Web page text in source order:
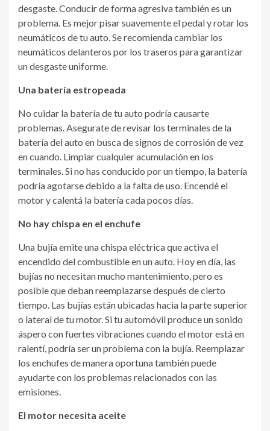
desgaste. Conducir de forma agresiva también es un
problema. Es mejor pisar suavemente el pedal y rotar los
neumáticos de tu auto. Se recomienda cambiar los
neumáticos delanteros por los traseros para garantizar
un desgaste uniforme.
Una batería estropeada
No cuidar la batería de tu auto podría causarte
problemas. Asegurate de revisar los terminales de la
batería del auto en busca de signos de corrosión de vez
en cuando. Limpiar cualquier acumulación en los
terminales. Si no has conducido por un tiempo, la batería
podría agotarse debido a la falta de uso. Encendé el
motor y calentá la batería cada pocos días.
No hay chispa en el enchufe
Una bujía emite una chispa eléctrica que activa el
encendido del combustible en un auto. Hoy en día, las
bujías no necesitan mucho mantenimiento, pero es
posible que deban reemplazarse después de cierto
tiempo. Las bujías están ubicadas hacia la parte superior
o lateral de tu motor. Si tu automóvil produce un sonido
áspero con fuertes vibraciones cuando el motor está en
ralentí, podría ser un problema con la bujía. Reemplazar
los enchufes de manera oportuna también puede
ayudarte con los problemas relacionados con las
emisiones.
El motor necesita aceite